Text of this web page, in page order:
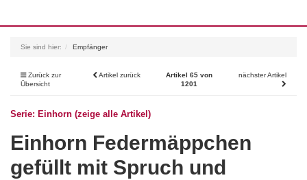
Sie sind hier: Empfänger
Zurück zur
Übersicht
Artikel zurück
Artikel 65 von
1201
nächster Artikel
Serie: Einhorn (zeige alle Artikel)
Einhorn Federmäppchen
gefüllt mit Spruch und